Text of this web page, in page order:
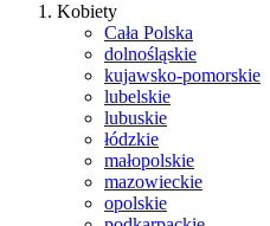
Kobiety
Cała Polska
dolnośląskie
kujawsko-pomorskie
lubelskie
lubuskie
łódzkie
małopolskie
mazowieckie
opolskie